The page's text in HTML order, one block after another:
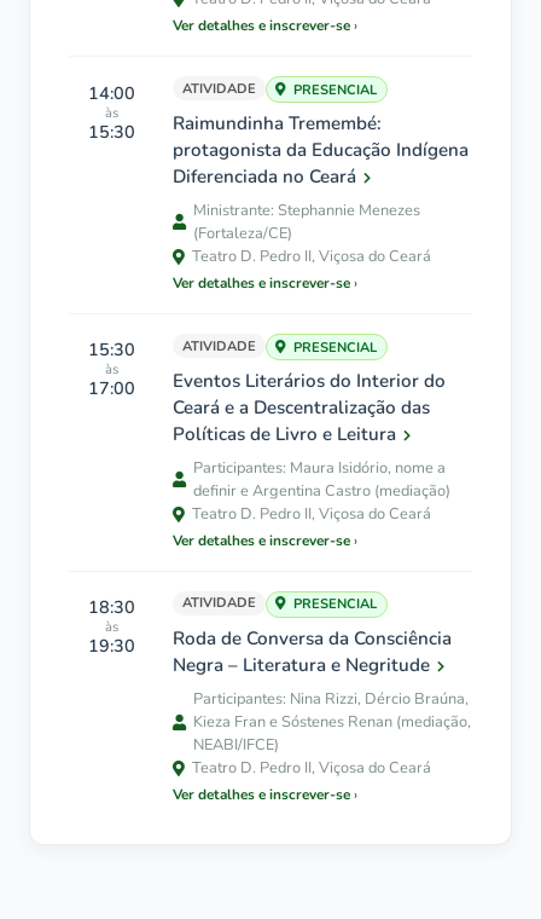
Ver detalhes e inscrever-se
14:00
às
15:30
ATIVIDADE PRESENCIAL
Raimundinha Tremembé:
protagonista da Educação Indígena
Diferenciada no Ceará
Ministrante: Stephannie Menezes
(Fortaleza/CE)
Teatro D. Pedro II, Viçosa do Ceará
Ver detalhes e inscrever-se
15:30
às
17:00
ATIVIDADE PRESENCIAL
Eventos Literários do Interior do
Ceará e a Descentralização das
Políticas de Livro e Leitura
Participantes: Maura Isidório, nome a
definir e Argentina Castro (mediação)
Teatro D. Pedro II, Viçosa do Ceará
Ver detalhes e inscrever-se
18:30
às
19:30
ATIVIDADE PRESENCIAL
Roda de Conversa da Consciência
Negra – Literatura e Negritude
Participantes: Nina Rizzi, Dércio Braúna,
Kieza Fran e Sóstenes Renan (mediação,
NEABI/IFCE)
Teatro D. Pedro II, Viçosa do Ceará
Ver detalhes e inscrever-se